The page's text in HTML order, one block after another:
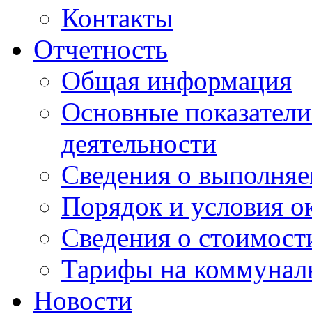
Контакты
Отчетность
Общая информация
Основные
деятельности
Сведения о
Порядок и условия
Сведения о
Тарифы на
Новости